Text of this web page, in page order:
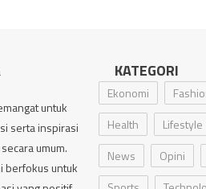
untuk
serta inspirasi
umum.
berfokus untuk
KATEGORI
Ekonomi
Health
Lifestyle
News
Opini